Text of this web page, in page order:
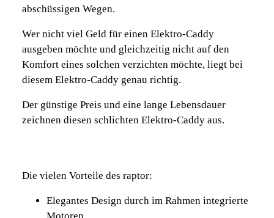
abschüssigen Wegen.
Wer nicht viel Geld für einen Elektro-Caddy
ausgeben möchte und gleichzeitig nicht auf den
Komfort eines solchen verzichten möchte, liegt bei
diesem Elektro-Caddy genau richtig.
Der günstige Preis und eine lange Lebensdauer
zeichnen diesen schlichten Elektro-Caddy aus.
Die vielen Vorteile des raptor:
Elegantes Design durch im Rahmen integrierte